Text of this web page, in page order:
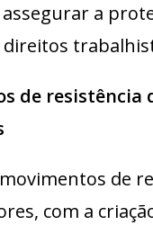
a
direitos
de resistência
de
com a